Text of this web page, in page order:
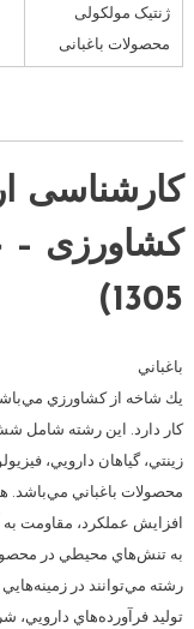
ژنتیک مولکولی
محصولات باغبانی
کارشناسی
کشاورزی –
1305)
باغباني
يك شاخه از كشاورزي
كار دارد. اين رشته شامل
زينتي، گياهان دارويي،
محصولات باغباني مي‌باشد.
افزايش عملكرد، مقاومت
به تنش‌هاي محيطي در
رشته مي‌توانند در
توليد فرآورده‌هاي